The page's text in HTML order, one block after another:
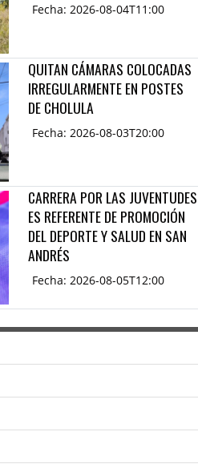
Fecha: 2026-08-04T11:00
QUITAN CÁMARAS COLOCADAS
IRREGULARMENTE EN POSTES
DE CHOLULA
Fecha: 2026-08-03T20:00
CARRERA POR LAS JUVENTUDES
ES REFERENTE DE PROMOCIÓN
DEL DEPORTE Y SALUD EN SAN
ANDRÉS
Fecha: 2026-08-05T12:00